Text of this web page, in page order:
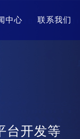
中心 联系我们
台开发等